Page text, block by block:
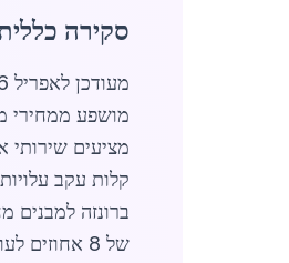
סקירה
מציעים שירותי
קלות עקב
של 8